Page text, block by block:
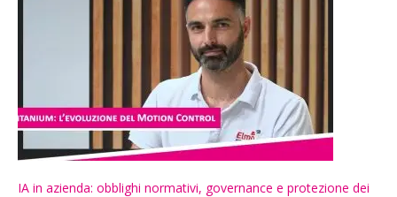
IA in azienda: obblighi normativi, governance e protezione dei